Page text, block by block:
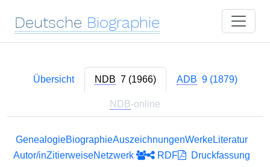
Deutsche Biographie
Übersicht NDB 7 (1966) ADB 9 (1879)
NDB-online
GenealogieBiographieAuszeichnungenWerkeLiteratur
Autor/inZitierweiseNetzwerk RDF
Druckfassung